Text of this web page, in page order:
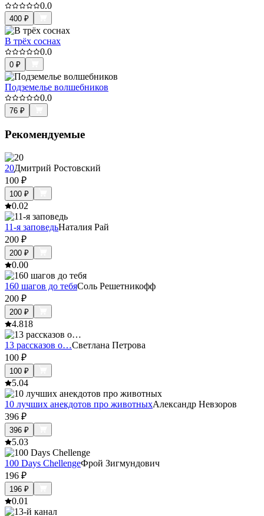
0.0
400 ₽
В трёх соснах
0.0
0 ₽
Подземелье волшебников
0.0
76 ₽
Рекомендуемые
20Дмитрий Ростовский
100 ₽
100 ₽
0.02
11-я заповедьНаталия Рай
200 ₽
200 ₽
0.00
160 шагов до тебяСоль Решетникофф
200 ₽
200 ₽
4.818
13 рассказов о…Светлана Петрова
100 ₽
100 ₽
5.04
10 лучших анекдотов про животныхАлександр Невзоров
396 ₽
396 ₽
5.03
100 Days ChellengeФрой Зигмундович
196 ₽
196 ₽
0.01